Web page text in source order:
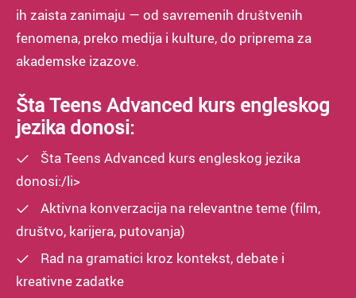
ih zaista zanimaju — od savremenih društvenih
fenomena, preko medija i kulture, do priprema za
akademske izazove.
Šta Teens Advanced kurs engleskog
jezika donosi:
Šta Teens Advanced kurs engleskog jezika
donosi:/li>
Aktivna konverzacija na relevantne teme (film,
društvo, karijera, putovanja)
Rad na gramatici kroz kontekst, debate i
kreativne zadatke